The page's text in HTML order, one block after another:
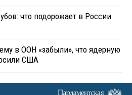
что подорожает в России
в ООН «забыли», что ядерную
США